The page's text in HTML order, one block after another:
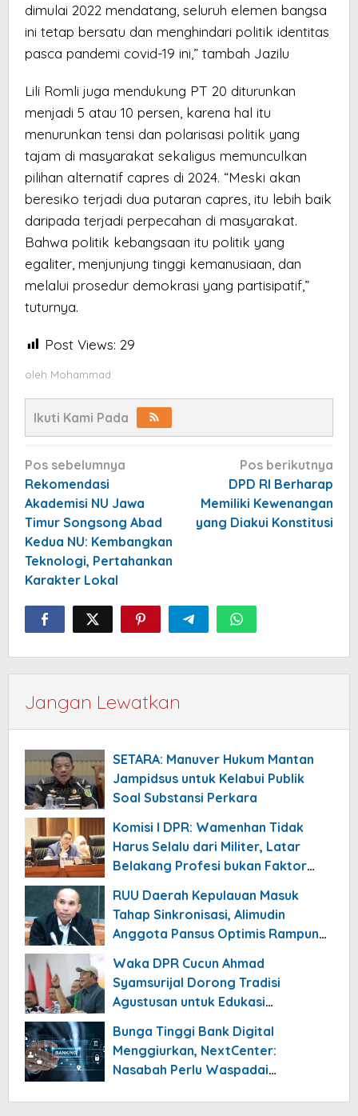
dimulai 2022 mendatang, seluruh elemen bangsa
ini tetap bersatu dan menghindari politik identitas
pasca pandemi covid-19 ini,” tambah Jazilu
Lili Romli juga mendukung PT 20 diturunkan
menjadi 5 atau 10 persen, karena hal itu
menurunkan tensi dan polarisasi politik yang
tajam di masyarakat sekaligus memunculkan
pilihan alternatif capres di 2024. “Meski akan
beresiko terjadi dua putaran capres, itu lebih baik
daripada terjadi perpecahan di masyarakat.
Bahwa politik kebangsaan itu politik yang
egaliter, menjunjung tinggi kemanusiaan, dan
melalui prosedur demokrasi yang partisipatif,”
tuturnya.
Post Views: 29
oleh Mohammad
Ikuti Kami Pada
Navigasi
pos
Pos sebelumnya
Rekomendasi
Akademisi NU Jawa
Timur Songsong Abad
Kedua NU: Kembangkan
Teknologi, Pertahankan
Karakter Lokal
Pos berikutnya
DPD RI Berharap
Memiliki Kewenangan
yang Diakui Konstitusi
Jangan Lewatkan
SETARA: Manuver Hukum Mantan
Jampidsus untuk Kelabui Publik
Soal Substansi Perkara
Komisi I DPR: Wamenhan Tidak
Harus Selalu dari Militer, Latar
Belakang Profesi bukan Faktor
RUU Daerah Kepulauan Masuk
Tahap Sinkronisasi, Alimudin
Anggota Pansus Optimis Rampung
Waka DPR Cucun Ahmad
Syamsurijal Dorong Tradisi
Agustusan untuk Edukasi
Bunga Tinggi Bank Digital
Menggiurkan, NextCenter:
Nasabah Perlu Waspadai